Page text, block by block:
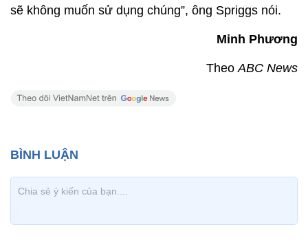
sẽ không muốn sử dụng chúng”, ông Spriggs nói.
Minh Phương
TheoABC News